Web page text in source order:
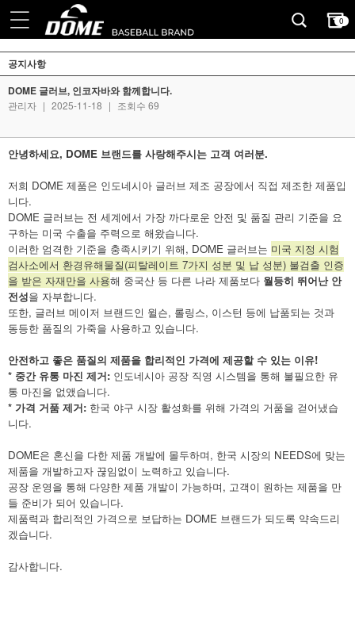
0
공지사항
DOME 글러브, 인코자바와 함께합니다.
관리자 | 2025-11-18 | 조회수 69
안녕하세요, DOME 브랜드를 사랑해주시는 고객 여러분.
저희 DOME 제품은 인도네시아 글러브 제조 공장에서 직접 제조한 제품입
니다.
DOME 글러브는 전 세계에서 가장 까다로운 안전 및 품질 관리 기준을 요
구하는 미국 수출을 주력으로 해왔습니다.
이러한 엄격한 기준을 충족시키기 위해, DOME 글러브는 미국 지정 시험
검사소에서 환경유해물질(피탈레이트 7가지 성분 및 납 성분) 불검출 인증
을 받은 자재만을 사용해 중국산 등 다른 나라 제품보다 월등히 뛰어난 안
전성을 자부합니다.
또한, 글러브 메이저 브랜드인 윌슨, 롤링스, 이스턴 등에 납품되는 것과
동등한 품질의 가죽을 사용하고 있습니다.
안전하고 좋은 품질의 제품을 합리적인 가격에 제공할 수 있는 이유!
* 중간 유통 마진 제거: 인도네시아 공장 직영 시스템을 통해 불필요한 유
통 마진을 없앴습니다.
* 가격 거품 제거: 한국 야구 시장 활성화를 위해 가격의 거품을 걷어냈습
니다.
DOME은 혼신을 다한 제품 개발에 몰두하며, 한국 시장의 NEEDS에 맞는
제품을 개발하고자 끊임없이 노력하고 있습니다.
공장 운영을 통해 다양한 제품 개발이 가능하며, 고객이 원하는 제품을 만
들 준비가 되어 있습니다.
제품력과 합리적인 가격으로 보답하는 DOME 브랜드가 되도록 약속드리
겠습니다.
감사합니다.